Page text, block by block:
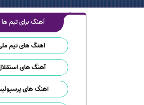
آهنگ برای تیم
اهنگ های تیم
آهنگ های
آهنگ های